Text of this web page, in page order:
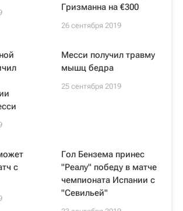
Гризманна на €300
26 сентября 2019
Месси получил травму
мышц бедра
25 сентября 2019
с
Гол Бензема принес
"Реалу" победу в матче
чемпионата Испании с
"Севильей"